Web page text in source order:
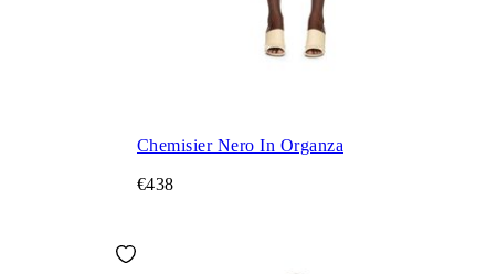
Chemisier Nero In Organza
€438